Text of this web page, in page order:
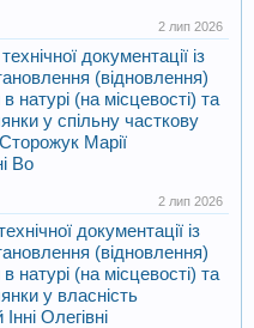
2 лип 2026
документації із
(відновлення)
натурі (на місцевості) та
у спільну часткову
Марії
Во
2 лип 2026
документації із
(відновлення)
натурі (на місцевості) та
у власність
Олегівні